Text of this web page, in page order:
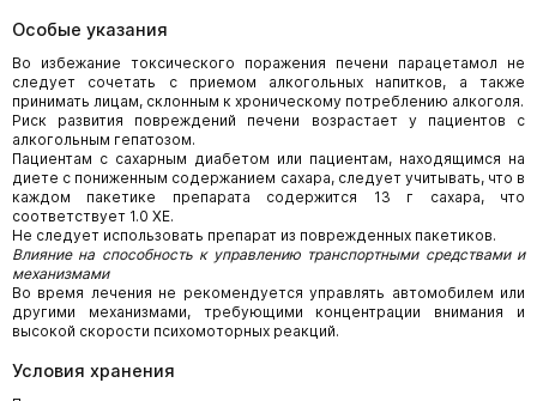
Особые указания
Во избежание токсического поражения печени парацетамол не
следует сочетать с приемом алкогольных напитков, а также
принимать лицам, склонным к хроническому потреблению алкоголя.
Риск развития повреждений печени возрастает у пациентов с
алкогольным гепатозом.
Пациентам с сахарным диабетом или пациентам, находящимся на
диете с пониженным содержанием сахара, следует учитывать, что в
каждом пакетике препарата содержится 13 г сахара, что
соответствует 1.0 ХЕ.
Не следует использовать препарат из поврежденных пакетиков.
Влияние на способность к управлению транспортными средствами и
механизмами
Во время лечения не рекомендуется управлять автомобилем или
другими механизмами, требующими концентрации внимания и
высокой скорости психомоторных реакций.
Условия хранения